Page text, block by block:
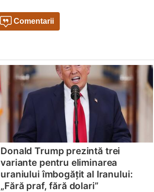
Comentarii
Donald Trump prezintă trei
variante pentru eliminarea
uraniului îmbogățit al Iranului:
„Fără praf, fără dolari”